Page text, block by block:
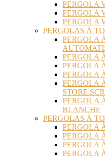
PERGOLA
PERGOLA
PERGOLA
PERGOLAS À
PERGOLA
PERGOLA
PERGOLA
PERGOLA
PERGOLA
STORE
PERGOLA
BLANCHE
PERGOLAS À
PERGOLA
PERGOLA
PERGOLA
PERGOLA